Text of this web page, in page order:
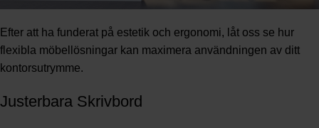
Efter att ha funderat på estetik och ergonomi, låt oss se hur
flexibla möbellösningar kan maximera användningen av ditt
kontorsutrymme.
Justerbara Skrivbord